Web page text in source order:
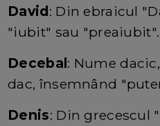
David: Din ebraicul
"iubit" sau "preaiubit".
Decebal: Nume
dac, însemnând
Denis: Din grecescul